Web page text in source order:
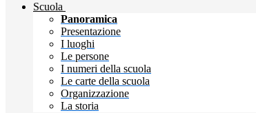
Scuola
Panoramica
Presentazione
I luoghi
Le persone
I numeri della scuola
Le carte della scuola
Organizzazione
La storia